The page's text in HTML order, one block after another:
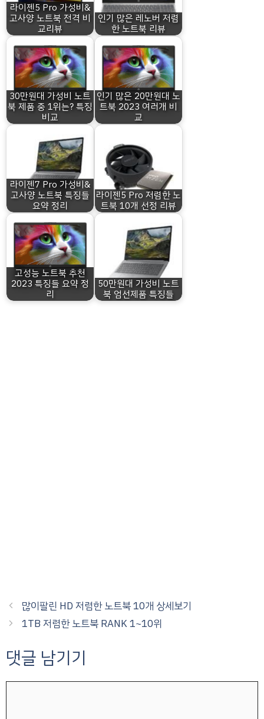
라이젠5 Pro 가성비&
고사양 노트북 전격 비
교리뷰
인기 많은 레노버 저렴
한 노트북 리뷰
30만원대 가성비 노트
북 제품 중 1위는? 특징
비교
인기 많은 20만원대 노
트북 2023 여러개 비
교
라이젠7 Pro 가성비&
고사양 노트북 특징들
요약 정리
라이젠5 Pro 저렴한 노
트북 10개 선정 리뷰
고성능 노트북 추천
2023 특징들 요약 정
리
50만원대 가성비 노트
북 엄선제품 특징들
많이팔린 HD 저렴한 노트북 10개 상세보기
1TB 저렴한 노트북 RANK 1~10위
댓글 남기기